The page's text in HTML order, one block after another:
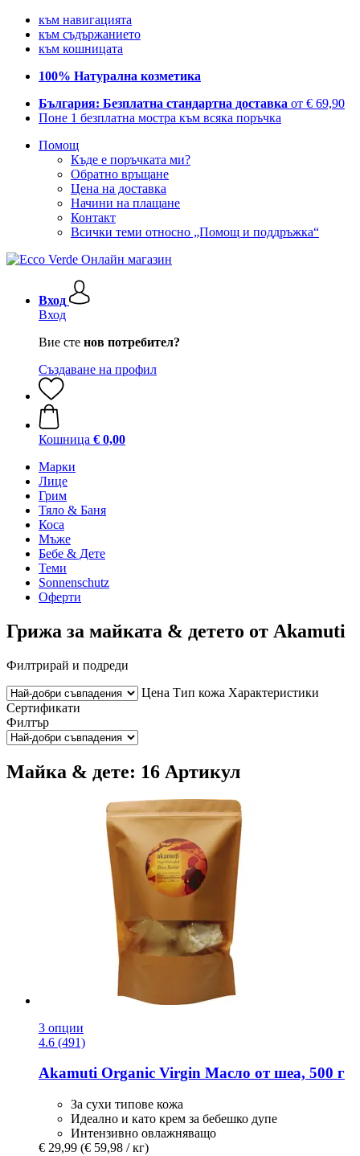
към навигацията
към съдържанието
към кошницата
100% Натурална козметика
България: Безплатна стандартна доставка от € 69,90
Поне 1 безплатна мостра към всяка поръчка
Помощ
Къде е поръчката ми?
Обратно връщане
Цена на доставка
Начини на плащане
Контакт
Всички теми относно „Помощ и поддръжка“
Вход
Вход
Вие сте нов потребител?
Създаване на профил
Кошница € 0,00
Марки
Лице
Грим
Тяло & Баня
Коса
Мъже
Бебе & Дете
Теми
Sonnenschutz
Оферти
Грижа за майката & детето от Akamuti
Филтрирай и подреди
Цена Тип кожа Характеристики
Сертификати
Филтър
Майка & дете: 16 Артикул
3 опции
4.6 (491)
Akamuti Organic Virgin Масло от шеа, 500 г
За сухи типове кожа
Идеално и като крем за бебешко дупе
Интензивно овлажняващо
€ 29,99 (€ 59,98 / кг)